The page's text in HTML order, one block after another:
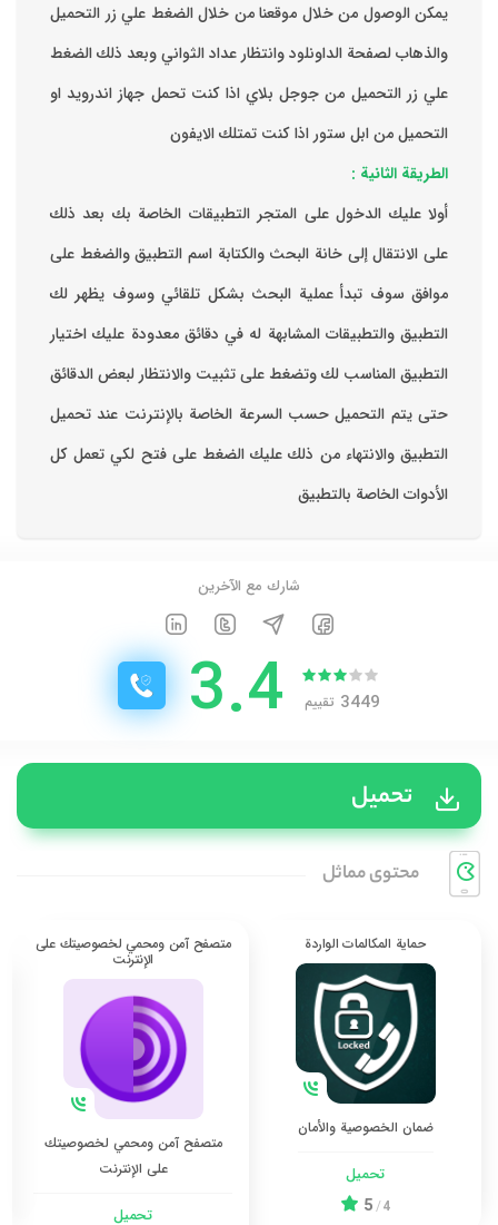
يمكن الوصول من خلال موقعنا من خلال الضغط علي زر التحميل
والذهاب لصفحة الداونلود وانتظار عداد الثواني وبعد ذلك الضغط
علي زر التحميل من جوجل بلاي اذا كنت تحمل جهاز اندرويد او
التحميل من ابل ستور اذا كنت تمتلك الايفون
الطريقة الثانية :
‏أولا عليك الدخول على المتجر التطبيقات الخاصة بك ‏بعد ذلك
على الانتقال إلى خانة البحث والكتابة اسم التطبيق والضغط على
موافق ‏سوف تبدأ عملية البحث بشكل تلقائي وسوف يظهر لك
التطبيق والتطبيقات المشابهة له في دقائق معدودة ‏عليك اختيار
التطبيق المناسب لك وتضغط على تثبيت والانتظار لبعض الدقائق
حتى يتم التحميل حسب السرعة الخاصة بالإنترنت ‏عند تحميل
التطبيق والانتهاء من ذلك عليك الضغط على فتح لكي تعمل كل
الأدوات الخاصة بالتطبيق
شارك مع الآخرين
3449 تقييم 3.4
تحميل
محتوی مماثل
حماية المكالمات الواردة
ضمان الخصوصية والأمان
تحميل
4
/
5
متصفح آمن ومحمي لخصوصيتك على
الإنترنت
متصفح آمن ومحمي لخصوصيتك
على الإنترنت
تحميل